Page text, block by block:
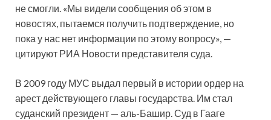
не смогли. «Мы видели сообщения об этом в
новостях, пытаемся получить подтверждение, но
пока у нас нет информации по этому вопросу», —
цитируют РИА Новости представителя суда.
В 2009 году МУС выдал первый в истории ордер на
арест действующего главы государства. Им стал
суданский президент — аль-Башир. Суд в Гааге